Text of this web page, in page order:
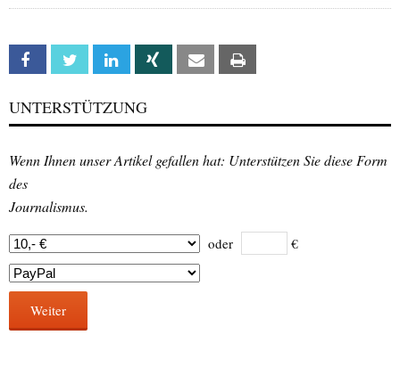
Facebook Twitter Linkedin Xing Email
UNTERSTÜTZUNG
Wenn Ihnen unser Artikel gefallen hat: Unterstützen Sie diese Form
des
Journalismus.
oder €
Weiter